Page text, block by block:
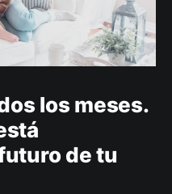
los meses.
de tu